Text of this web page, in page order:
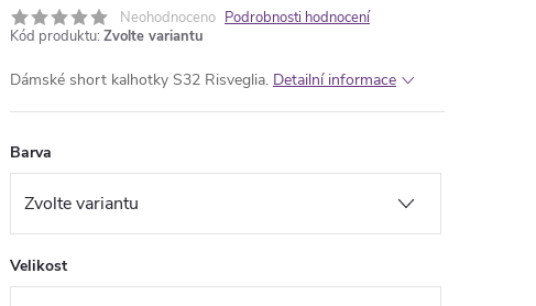
Neohodnoceno Podrobnosti hodnocení
Kód produktu: Zvolte variantu
Dámské short kalhotky S32 Risveglia. Detailní informace
Barva
Velikost